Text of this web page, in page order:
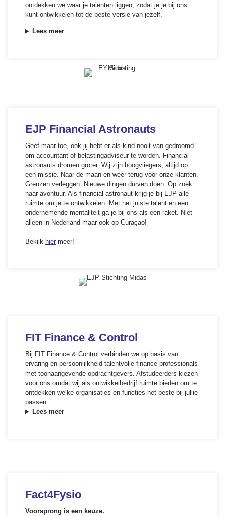
ontdekken we waar je talenten liggen, zodat je je bij ons
kunt ontwikkelen tot de beste versie van jezelf.
Lees meer
EJP Financial Astronauts
Geef maar toe, ook jij hebt er als kind nooit van gedroomd
om accountant of belastingadviseur te worden. Financial
astronauts dromen groter. Wij zijn hoogvliegers, altijd op
een missie. Naar de maan en weer terug voor onze klanten.
Grenzen verleggen. Nieuwe dingen durven doen. Op zoek
naar avontuur. Als financial astronaut krijg je bij EJP alle
ruimte om je te ontwikkelen. Met het juiste talent en een
ondernemende mentaliteit ga je bij ons als een raket. Niet
alleen in Nederland maar ook op Curaçao!
Bekijk hier meer!
FIT Finance & Control
Bij FIT Finance & Control verbinden we op basis van
ervaring en persoonlijkheid talentvolle finance professionals
met toonaangevende opdrachtgevers. Afstudeerders kiezen
voor ons omdat wij als ontwikkelbedrijf ruimte bieden om te
ontdekken welke organisaties en functies het beste bij jullie
passen.
Lees meer
Fact4Fysio
Voorsprong is een keuze.